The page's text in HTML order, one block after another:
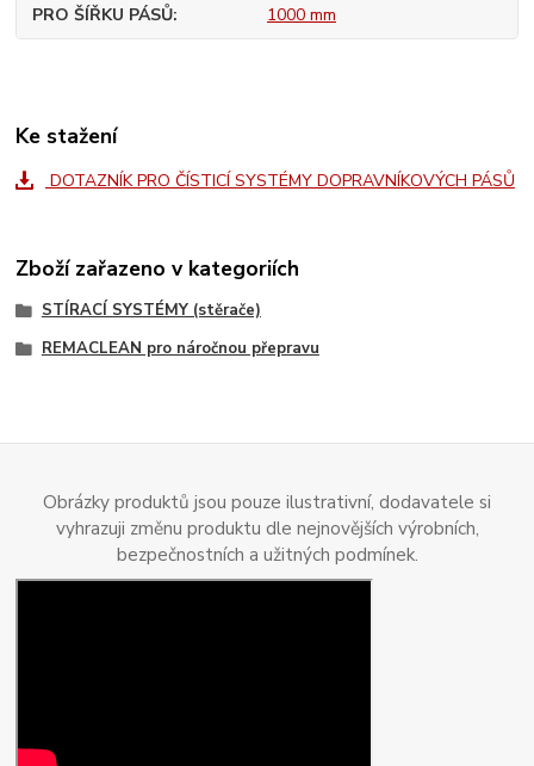
PRO ŠÍŘKU PÁSŮ 1000 mm
Ke stažení
DOTAZNÍK PRO ČÍSTICÍ SYSTÉMY DOPRAVNÍKOVÝCH PÁSŮ
Zboží zařazeno v kategoriích
STÍRACÍ SYSTÉMY (stěrače)
REMACLEAN pro náročnou přepravu
Obrázky produktů jsou pouze ilustrativní, dodavatele si
vyhrazuji změnu produktu dle nejnovějších výrobních,
bezpečnostních a užitných podmínek.